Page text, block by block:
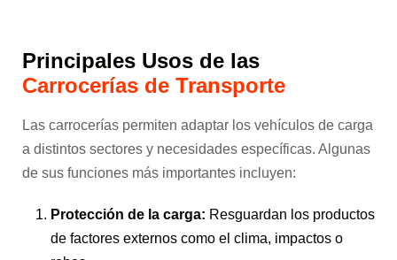
Principales Usos de las
Carrocerías de Transporte
Las carrocerías permiten adaptar los vehículos de carga
a distintos sectores y necesidades específicas. Algunas
de sus funciones más importantes incluyen:
Protección de la carga: Resguardan los productos
de factores externos como el clima, impactos o